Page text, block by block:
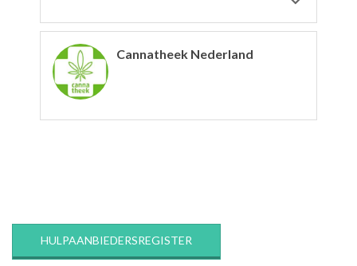
Cannatheek Nederland
HULPAANBIEDERSREGISTER